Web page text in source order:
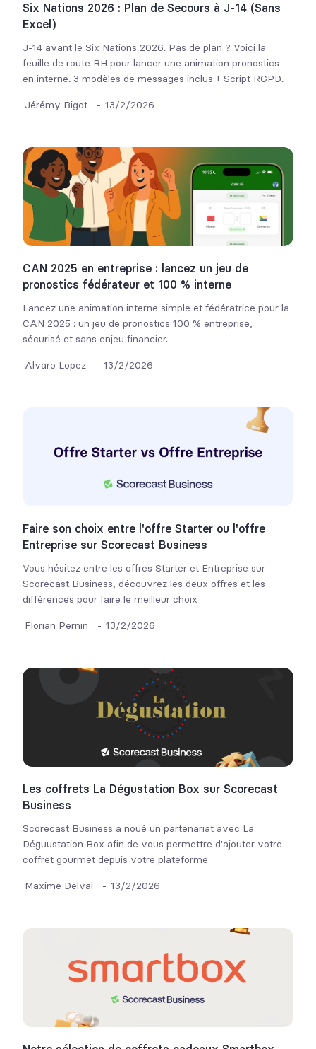
Six Nations 2026 : Plan de Secours à J-14 (Sans
Excel)
J-14 avant le Six Nations 2026. Pas de plan ? Voici la
feuille de route RH pour lancer une animation pronostics
en interne. 3 modèles de messages inclus + Script RGPD.
Jérémy Bigot - 13/2/2026
CAN 2025 en entreprise : lancez un jeu de
pronostics fédérateur et 100 % interne
Lancez une animation interne simple et fédératrice pour la
CAN 2025 : un jeu de pronostics 100 % entreprise,
sécurisé et sans enjeu financier.
Alvaro Lopez - 13/2/2026
Faire son choix entre l'offre Starter ou l'offre
Entreprise sur Scorecast Business
Vous hésitez entre les offres Starter et Entreprise sur
Scorecast Business, découvrez les deux offres et les
différences pour faire le meilleur choix
Florian Pernin - 13/2/2026
Les coffrets La Dégustation Box sur Scorecast
Business
Scorecast Business a noué un partenariat avec La
Déguustation Box afin de vous permettre d'ajouter votre
coffret gourmet depuis votre plateforme
Maxime Delval - 13/2/2026